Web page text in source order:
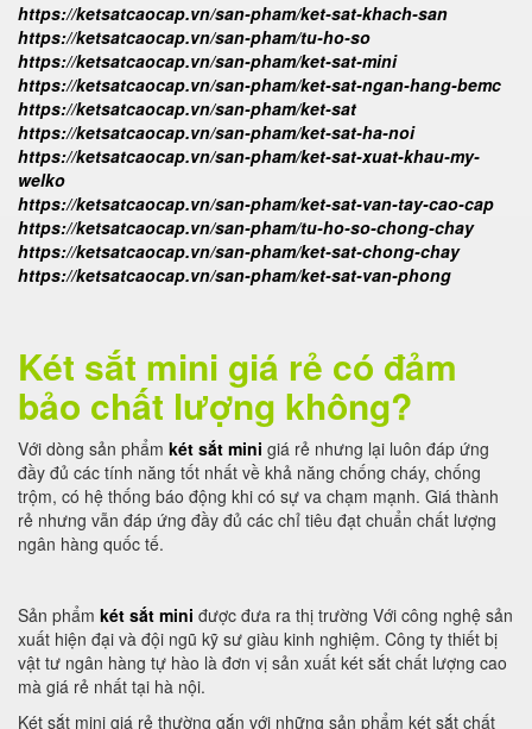
https://ketsatcaocap.vn/san-pham/ket-sat-khach-san
https://ketsatcaocap.vn/san-pham/tu-ho-so
https://ketsatcaocap.vn/san-pham/ket-sat-mini
https://ketsatcaocap.vn/san-pham/ket-sat-ngan-hang-bemc
https://ketsatcaocap.vn/san-pham/ket-sat
https://ketsatcaocap.vn/san-pham/ket-sat-ha-noi
https://ketsatcaocap.vn/san-pham/ket-sat-xuat-khau-my-
welko
https://ketsatcaocap.vn/san-pham/ket-sat-van-tay-cao-cap
https://ketsatcaocap.vn/san-pham/tu-ho-so-chong-chay
https://ketsatcaocap.vn/san-pham/ket-sat-chong-chay
https://ketsatcaocap.vn/san-pham/ket-sat-van-phong
Két sắt mini giá rẻ có đảm
bảo chất lượng không?
Với dòng sản phẩm két sắt mini giá rẻ nhưng lại luôn đáp ứng
đầy đủ các tính năng tốt nhất về khả năng chống cháy, chống
trộm, có hệ thống báo động khi có sự va chạm mạnh. Giá thành
rẻ nhưng vẫn đáp ứng đầy đủ các chỉ tiêu đạt chuẩn chất lượng
ngân hàng quốc tế.
Sản phẩm két sắt mini được đưa ra thị trường Với công nghệ sản
xuất hiện đại và đội ngũ kỹ sư giàu kinh nghiệm. Công ty thiết bị
vật tư ngân hàng tự hào là đơn vị sản xuất két sắt chất lượng cao
mà giá rẻ nhất tại hà nội.
Két sắt mini giá rẻ thường gắn với những sản phẩm két sắt chất